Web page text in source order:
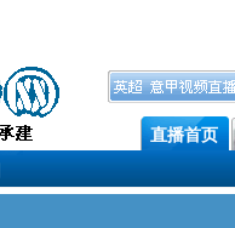
直播首页